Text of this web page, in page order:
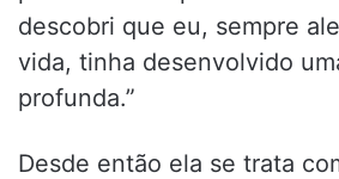
descobri que eu, sempre
vida, tinha desenvolvido
profunda.”
Desde então ela se trata